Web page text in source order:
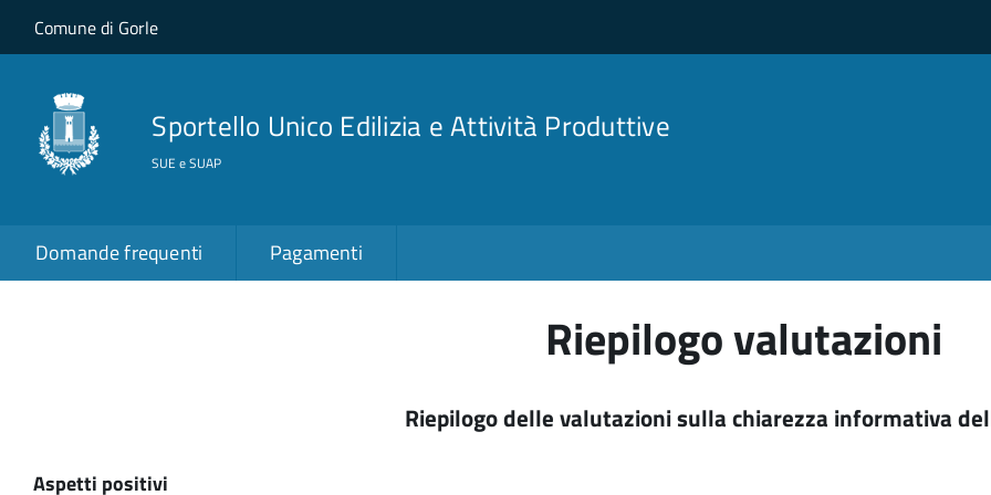
Salta al contenuto principale
Skip to site navigation
Comune di Gorle
Sportello Unico Edilizia e Attività Produttive
SUE e SUAP
Domande frequenti Pagamenti
Riepilogo valutazioni
Riepilogo delle valutazioni sulla chiarezza informativa
Aspetti positivi